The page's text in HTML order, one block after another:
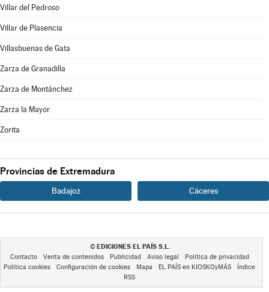
Villar del Pedroso
Villar de Plasencia
Villasbuenas de Gata
Zarza de Granadilla
Zarza de Montánchez
Zarza la Mayor
Zorita
Provincias de Extremadura
Badajoz Cáceres
© EDICIONES EL PAÍS S.L.
Contacto Venta de contenidos Publicidad Aviso legal
Política de privacidad
Política cookies
Configuración de cookies Mapa EL PAÍS en KIOSKOyMÁS
Índice
RSS